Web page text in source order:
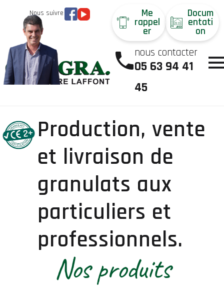
Nous suivre Me
rappel
er
Docum
entati
on
nous contacter
05 63 94 41
45
Production, vente
et livraison de
granulats aux
particuliers et
professionnels.
Nos produits